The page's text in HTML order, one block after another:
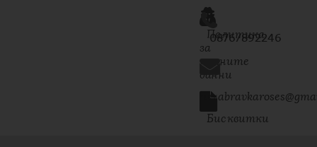
Политика
за
личните
данни
Бисквитки
0876/892246